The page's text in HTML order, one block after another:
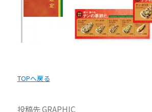
TOPへ戻る
投稿先GRAPHIC